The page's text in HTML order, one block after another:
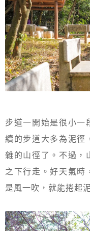
步道一開始是很小一
續的步道大多為泥徑
雜的山徑了。不過，
之下行走。好天氣時
是風一吹，就能捲起